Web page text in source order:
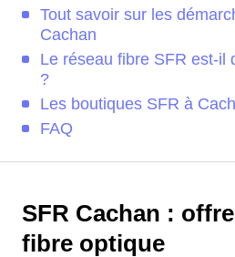
Tout savoir sur les
Cachan
Le réseau fibre SFR est-il
?
Les boutiques SFR à
FAQ
SFR Cachan :
fibre optique